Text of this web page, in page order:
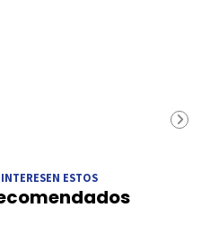
ESTOS